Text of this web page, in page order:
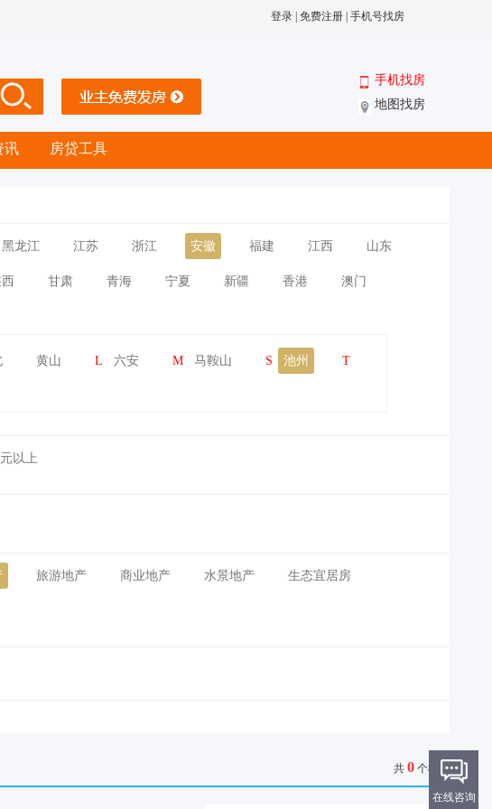
登录 免费注册 手机号找房
手机找房
地图找房
讯 房贷工具
黑龙江 江苏 浙江 安徽 福建 江西 山东
甘肃 青海 宁夏 新疆 香港 澳门
黄山 L 六安 M 马鞍山 S 池州 T
以上
旅游地产 商业地产 水景地产 生态宜居房
共 0 个楼盘
在线咨询